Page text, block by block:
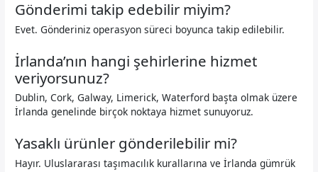
Gönderimi takip edebilir miyim?
Evet. Gönderiniz operasyon süreci boyunca takip edilebilir.
İrlanda’nın hangi şehirlerine hizmet
veriyorsunuz?
Dublin, Cork, Galway, Limerick, Waterford başta olmak üzere
İrlanda genelinde birçok noktaya hizmet sunuyoruz.
Yasaklı ürünler gönderilebilir mi?
Hayır. Uluslararası taşımacılık kurallarına ve İrlanda gümrük